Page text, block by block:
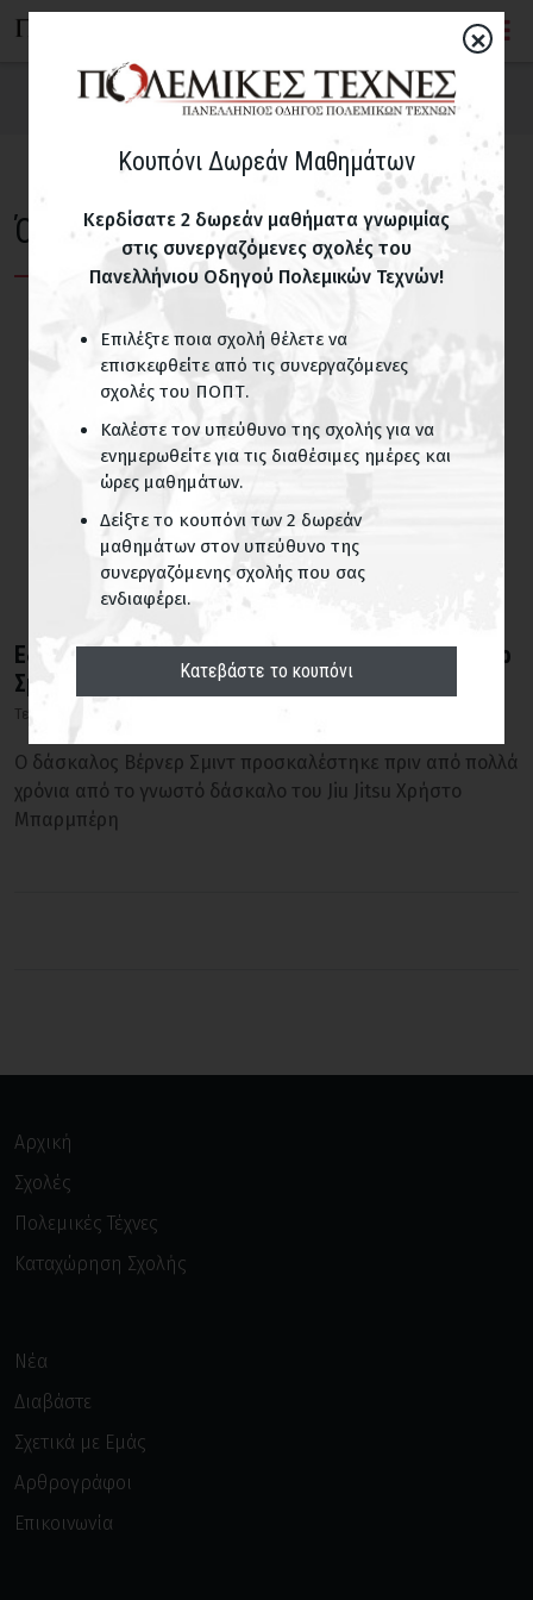
Όλα τα άρθρα για Asunarokai Iaido
Εξάσκηση Ιάιντο Εις Μνήμην του δασκάλου Βέρνερ
Σμιντ
Τελευταία Νέα
Ο δάσκαλος Βέρνερ Σμιντ προσκαλέστηκε πριν από πολλά
χρόνια από το γνωστό δάσκαλο του Jiu Jitsu Χρήστο
Μπαρμπέρη
Αρχική
Σχολές
Πολεμικές Τέχνες
Καταχώρηση Σχολής
Νέα
Διαβάστε
Σχετικά με Εμάς
Αρθρογράφοι
Επικοινωνία
×
Κουπόνι Δωρεάν Μαθημάτων
Κερδίσατε 2 δωρεάν μαθήματα γνωριμίας
στις συνεργαζόμενες σχολές του
Πανελλήνιου Οδηγού Πολεμικών Τεχνών!
Επιλέξτε ποια σχολή θέλετε να
επισκεφθείτε από τις συνεργαζόμενες
σχολές του ΠΟΠΤ.
Καλέστε τον υπεύθυνο της σχολής για να
ενημερωθείτε για τις διαθέσιμες ημέρες και
ώρες μαθημάτων.
Δείξτε το κουπόνι των 2 δωρεάν
μαθημάτων στον υπεύθυνο της
συνεργαζόμενης σχολής που σας
ενδιαφέρει.
Κατεβάστε το κουπόνι